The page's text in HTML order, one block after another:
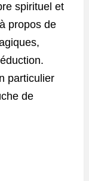
spirituel et
propos de
particulier
de